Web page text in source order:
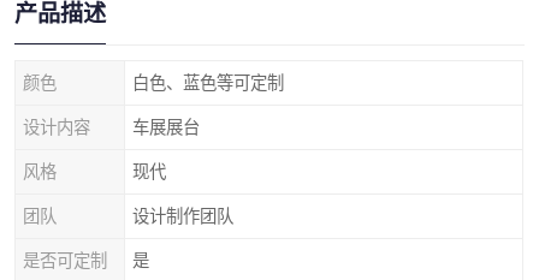
产品描述
颜色 白色、蓝色等可定制
设计内容 车展展台
风格 现代
团队 设计制作团队
是否可定制 是